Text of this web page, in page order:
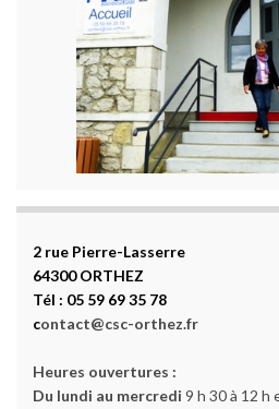
2 rue Pierre-Lasserre
64300 ORTHEZ
Tél : 05 59 69 35 78
contact@csc-orthez.fr
Heures ouvertures :
Du lundi au mercredi 9 h 30 à 12 h